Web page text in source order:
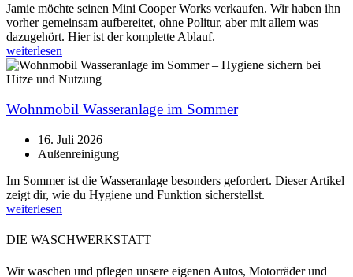
Jamie möchte seinen Mini Cooper Works verkaufen. Wir haben ihn
vorher gemeinsam aufbereitet, ohne Politur, aber mit allem was
dazugehört. Hier ist der komplette Ablauf.
weiterlesen
Wohnmobil Wasseranlage im Sommer
16. Juli 2026
Außenreinigung
Im Sommer ist die Wasseranlage besonders gefordert. Dieser Artikel
zeigt dir, wie du Hygiene und Funktion sicherstellst.
weiterlesen
DIE WASCHWERKSTATT
Wir waschen und pflegen unsere eigenen Autos, Motorräder und